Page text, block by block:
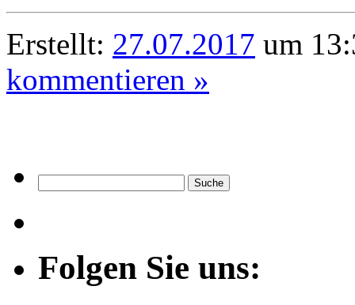
Erstellt: 27.07.2017 um
kommentieren »
Folgen Sie uns: